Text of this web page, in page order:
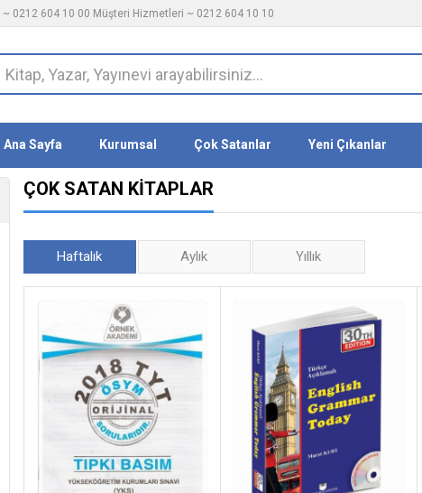
~ 0212 604 10 00 Müşteri Hizmetleri ~ 0212 604 10 10
Ana Sayfa Kurumsal Çok Satanlar Yeni Çıkanlar
ÇOK SATAN KITAPLAR
Haftalık Aylık Yıllık